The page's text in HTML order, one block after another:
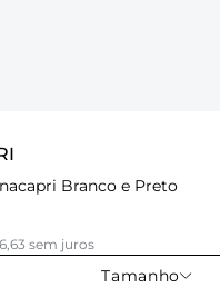
Branco e Preto
sem juros
Tamanho